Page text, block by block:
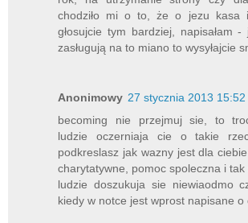
chodziło mi o to, że o jezu kasa
głosujcie tym bardziej, napisałam
zasługują na to miano to wysyłajcie
Anonimowy 27 stycznia 2013 15:52
becoming nie przejmuj sie, to
ludzie oczerniaja cie o takie
podkreslasz jak wazny jest dla
charytatywne, pomoc spoleczna i tak
ludzie doszukuja sie niewiaodmo
kiedy w notce jest wprost napisane o